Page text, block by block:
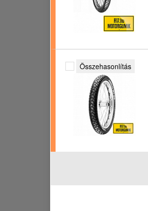
Összehasonlítás